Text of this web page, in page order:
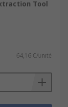
Tool
64,16 €/unité